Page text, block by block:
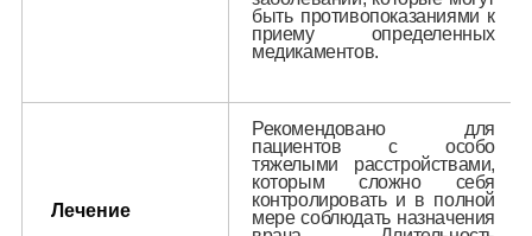
быть противопоказаниями к
приему определенных
медикаментов.
Лечение
Рекомендовано для
пациентов с особо
тяжелыми расстройствами,
которым сложно себя
контролировать и в полной
мере соблюдать назначения